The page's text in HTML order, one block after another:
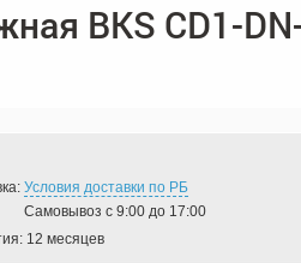
BKS CD1-
Условия доставки по РБ
Самовывоз с 9:00 до 17:00
12 месяцев